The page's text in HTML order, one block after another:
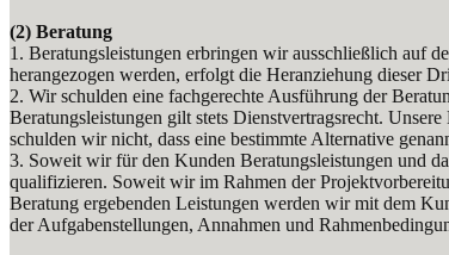
(2) Beratung
1. Beratungsleistungen erbringen wir ausschließlich auf
herangezogen werden, erfolgt die Heranziehung dieser
2. Wir schulden eine fachgerechte Ausführung der
Beratungsleistungen gilt stets Dienstvertragsrecht.
schulden wir nicht, dass eine bestimmte Alternative
3. Soweit wir für den Kunden Beratungsleistungen und
qualifizieren. Soweit wir im Rahmen der
Beratung ergebenden Leistungen werden wir mit dem
der Aufgabenstellungen, Annahmen und